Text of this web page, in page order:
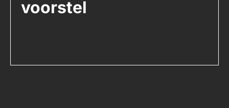
voorstel